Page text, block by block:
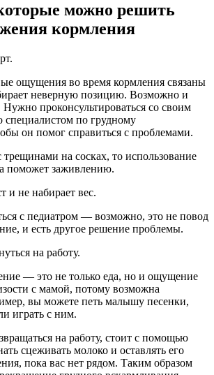
можно решить
кормления
ощущения во время кормления связаны
неверную позицию. Возможно и
Нужно проконсультироваться со своим
специалистом по грудному
он помог справиться с проблемами.
трещинами на сосках, то использование
поможет заживлению.
и не набирает вес.
с педиатром — возможно, это не повод
и есть другое решение проблемы.
на работу.
— это не только еда, но и ощущение
с мамой, потому возможна
вы можете петь малышу песенки,
играть с ним.
на работу, стоит с помощью
сцеживать молоко и оставлять его
пока вас нет рядом. Таким образом